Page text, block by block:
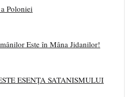
Poloniei
Este în Mâna Jidanilor!
ESENȚA SATANISMULUI